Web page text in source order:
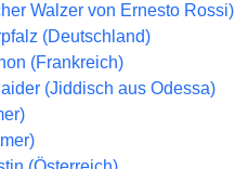
Walzer von Ernesto Rossi)
(Deutschland)
(Frankreich)
(Jiddisch aus Odessa)